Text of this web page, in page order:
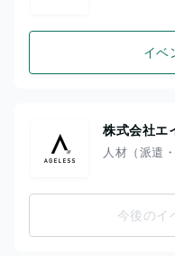
イベ
株式会社エ
人材（派遣・
今後のイ